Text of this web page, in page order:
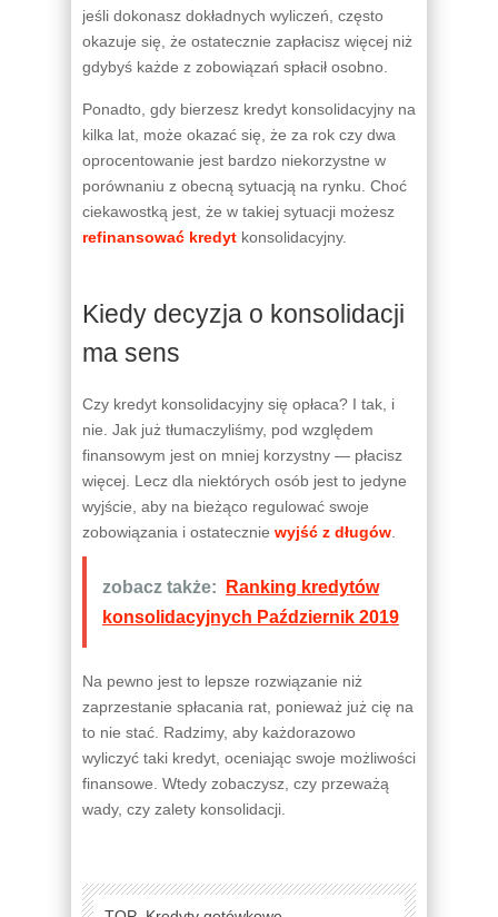
jeśli dokonasz dokładnych wyliczeń, często
okazuje się, że ostatecznie zapłacisz więcej niż
gdybyś każde z zobowiązań spłacił osobno.
Ponadto, gdy bierzesz kredyt konsolidacyjny na
kilka lat, może okazać się, że za rok czy dwa
oprocentowanie jest bardzo niekorzystne w
porównaniu z obecną sytuacją na rynku. Choć
ciekawostką jest, że w takiej sytuacji możesz
refinansować kredyt konsolidacyjny.
Kiedy decyzja o konsolidacji
ma sens
Czy kredyt konsolidacyjny się opłaca? I tak, i
nie. Jak już tłumaczyliśmy, pod względem
finansowym jest on mniej korzystny — płacisz
więcej. Lecz dla niektórych osób jest to jedyne
wyjście, aby na bieżąco regulować swoje
zobowiązania i ostatecznie wyjść z długów
zobacz także:
Ranking kredytów
konsolidacyjnych Październik 2019
Na pewno jest to lepsze rozwiązanie niż
zaprzestanie spłacania rat, ponieważ już cię na
to nie stać. Radzimy, aby każdorazowo
wyliczyć taki kredyt, oceniając swoje możliwości
finansowe. Wtedy zobaczysz, czy przeważą
wady, czy zalety konsolidacji.